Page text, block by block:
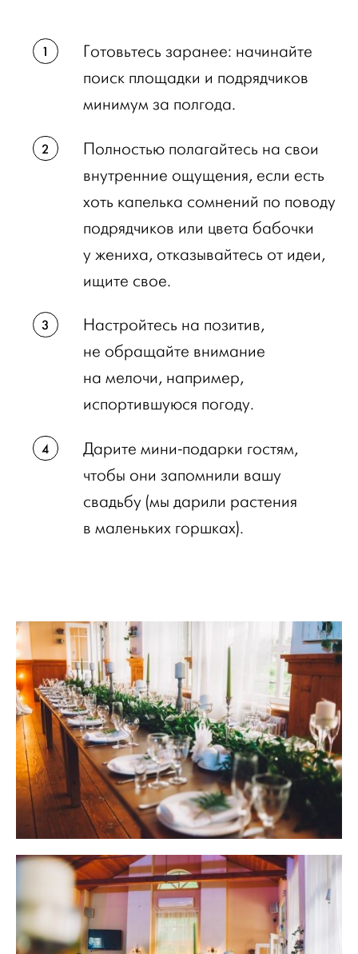
Готовьтесь заранее: начинайте
поиск площадки и подрядчиков
минимум за полгода.
Полностью полагайтесь на свои
внутренние ощущения, если есть
хоть капелька сомнений по поводу
подрядчиков или цвета бабочки
у жениха, отказывайтесь от идеи,
ищите свое.
Настройтесь на позитив,
не обращайте внимание
на мелочи, например,
испортившуюся погоду.
Дарите мини-подарки гостям,
чтобы они запомнили вашу
свадьбу (мы дарили растения
в маленьких горшках).